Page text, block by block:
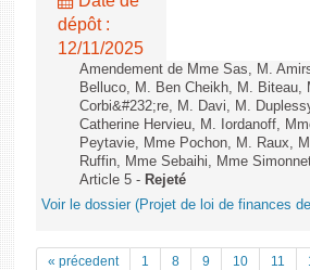
dépôt :
12/11/2025
Amendement de Mme Sas, M.
Belluco, M. Ben Cheikh, M. Biteau,
Corbi&#232;re, M. Davi, M.
Catherine Hervieu, M. Iordanoff,
Peytavie, Mme Pochon, M. Raux,
Ruffin, Mme Sebaihi, Mme
Article 5 - Rejeté
Voir le dossier (Projet de loi de finances
« précedent 1 8 9 10 11